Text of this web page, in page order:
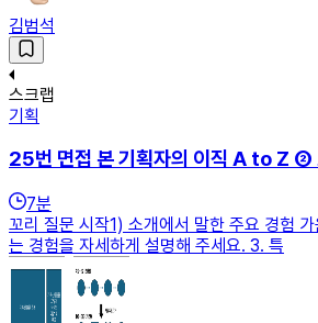
김범석
스크랩
기획
25번 면접 본 기획자의 이직 A to Z ②
7분
꼬리 질문 시작1) 소개에서 말한 주요 경험
는 경험을 자세하게 설명해 주세요. 3. 특